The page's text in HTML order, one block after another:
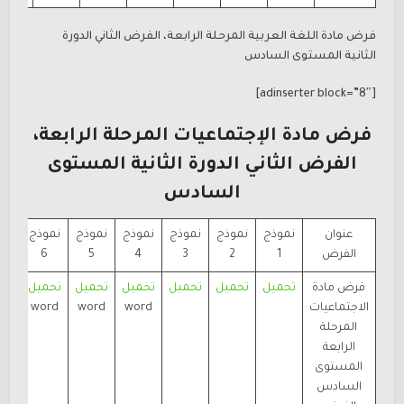
فرض مادة اللغة العربية المرحلة الرابعة، الفرض الثاني الدورة
الثانية المستوى السادس
[adinserter block=”8″]
فرض مادة الإجتماعيات المرحلة الرابعة،
الفرض الثاني الدورة الثانية المستوى
السادس
عنوان
الفرض
نموذج
1
نموذج
2
نموذج
3
نموذج
4
نموذج
5
نموذج
6
فرض مادة
الاجتماعيات
المرحلة
الرابعة
المستوى
السادس
تحميل تحميل تحميل
تحميل
word
تحميل
word
تحميل
word